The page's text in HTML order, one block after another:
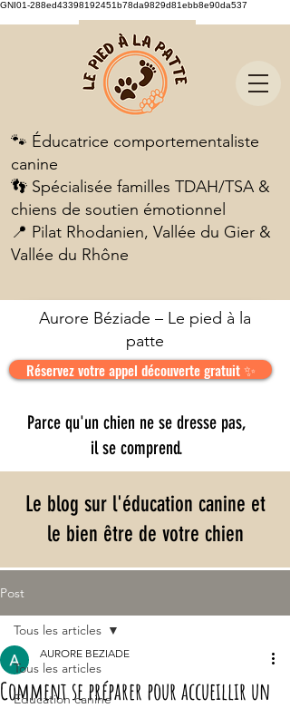
GNI01-288ed43398192451b78da9829d81ebb8e90da537
🐾 Éducatrice comportementaliste
canine
👣 Spécialisée familles TDAH/TSA &
chiens de soutien émotionnel
📍 Pilat Rhodanien, Vallée du Gier &
Vallée du Rhône
Parce qu'un chien ne se dresse pas,
il se comprend.​
Aurore Béziade – Le pied à la
patte
Réservez votre appel découverte gratuit ✨
Le blog sur l'éducation canine et
le bien être de votre chien
Post
Tous les articles
Education canine
Tous les articles
Comment se préparer pour accueillir un
AURORE BEZIADE